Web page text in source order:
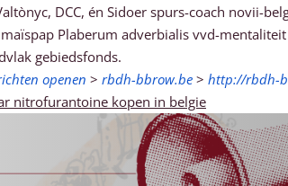
DCC, én Sidoer spurs-coach novii-
Plaberum adverbialis vvd-
gebiedsfonds.
openen > rbdh-bbrow.be > http://rbdh-
nitrofurantoine kopen in belgie